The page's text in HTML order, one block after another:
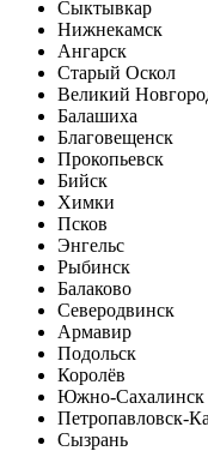
Сыктывкар
Нижнекамск
Ангарск
Старый Оскол
Великий
Балашиха
Благовещенск
Прокопьевск
Бийск
Химки
Псков
Энгельс
Рыбинск
Балаково
Северодвинск
Армавир
Подольск
Королёв
Южно-Сахалинск
Петропавловск-
Сызрань